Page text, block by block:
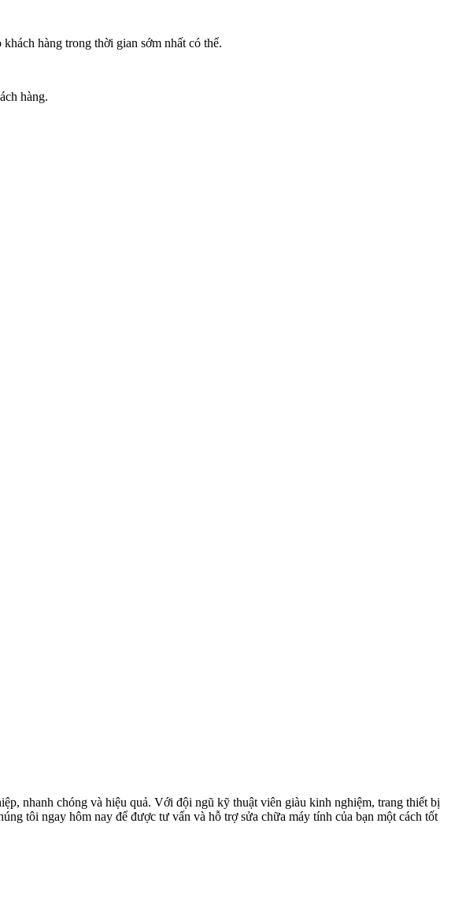
hàng trong thời gian sớm nhất có thể.
hàng.
nhanh chóng và hiệu quả. Với đội ngũ kỹ thuật viên giàu kinh nghiệm, trang thiết bị
tôi ngay hôm nay để được tư vấn và hỗ trợ sửa chữa máy tính của bạn một cách tốt